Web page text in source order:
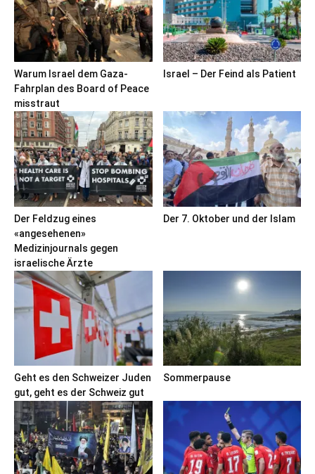
Warum Israel dem Gaza-
Fahrplan des Board of Peace
misstraut
Israel – Der Feind als Patient
Der Feldzug eines
«angesehenen»
Medizinjournals gegen
israelische Ärzte
Der 7. Oktober und der Islam
Geht es den Schweizer Juden
gut, geht es der Schweiz gut
Sommerpause